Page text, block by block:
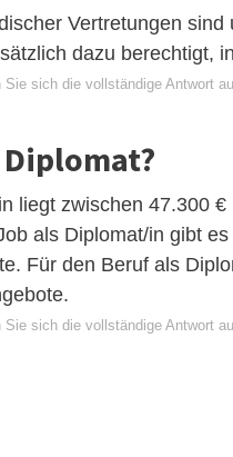
Vertretungen
dazu berechtigt,
Sie sich die vollständige Antwort
liegt zwischen 47.300
als Diplomat/in gibt
Für den Beruf als
Sie sich die vollständige Antwort